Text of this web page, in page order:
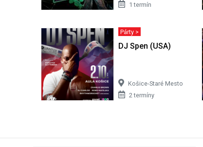
1 termín
Párty >
DJ Spen (USA)
Košice-Staré Mesto
2 termíny